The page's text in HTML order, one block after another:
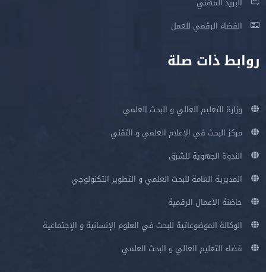
الفضاء الرقمي للعمل
روابط ذات صلة
وزارة التعليم العالي و البحث العلمي
مركز البحث في الإعلام العلمي و التقني
الندوة الجهوية للشرق
المديرية العامة للبحث العلمي و التطوير التكنولوجي
حاضنة الأعمال الرقمية
الوكالة الموضوعاتية للبحث في العلوم الإنسانية و الإجتماعية
فضاء التعليم العالي و البحث العلمي